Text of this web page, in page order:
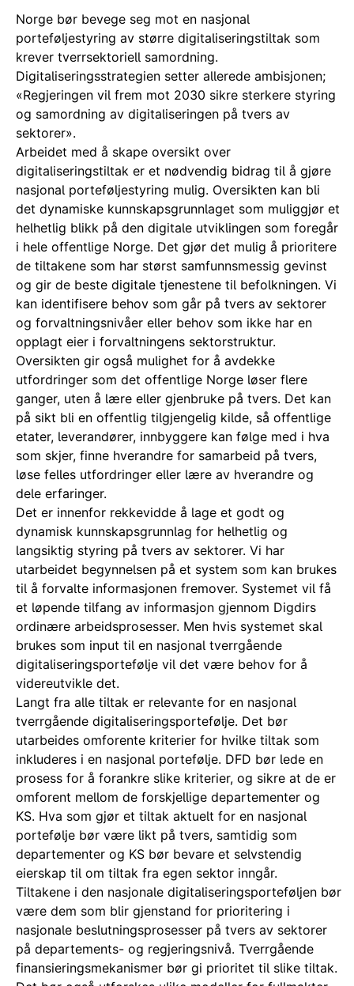
Norge bør bevege seg mot en nasjonal
porteføljestyring av større digitaliseringstiltak som
krever tverrsektoriell samordning.
Digitaliseringsstrategien setter allerede ambisjonen;
«Regjeringen vil frem mot 2030 sikre sterkere styring
og samordning av digitaliseringen på tvers av
sektorer».
Arbeidet med å skape oversikt over
digitaliseringstiltak er et nødvendig bidrag til å gjøre
nasjonal porteføljestyring mulig. Oversikten kan bli
det dynamiske kunnskapsgrunnlaget som muliggjør et
helhetlig blikk på den digitale utviklingen som foregår
i hele offentlige Norge. Det gjør det mulig å prioritere
de tiltakene som har størst samfunnsmessig gevinst
og gir de beste digitale tjenestene til befolkningen. Vi
kan identifisere behov som går på tvers av sektorer
og forvaltningsnivåer eller behov som ikke har en
opplagt eier i forvaltningens sektorstruktur.
Oversikten gir også mulighet for å avdekke
utfordringer som det offentlige Norge løser flere
ganger, uten å lære eller gjenbruke på tvers. Det kan
på sikt bli en offentlig tilgjengelig kilde, så offentlige
etater, leverandører, innbyggere kan følge med i hva
som skjer, finne hverandre for samarbeid på tvers,
løse felles utfordringer eller lære av hverandre og
dele erfaringer.
Det er innenfor rekkevidde å lage et godt og
dynamisk kunnskapsgrunnlag for helhetlig og
langsiktig styring på tvers av sektorer. Vi har
utarbeidet begynnelsen på et system som kan brukes
til å forvalte informasjonen fremover. Systemet vil få
et løpende tilfang av informasjon gjennom Digdirs
ordinære arbeidsprosesser. Men hvis systemet skal
brukes som input til en nasjonal tverrgående
digitaliseringsportefølje vil det være behov for å
videreutvikle det.
Langt fra alle tiltak er relevante for en nasjonal
tverrgående digitaliseringsportefølje. Det bør
utarbeides omforente kriterier for hvilke tiltak som
inkluderes i en nasjonal portefølje. DFD bør lede en
prosess for å forankre slike kriterier, og sikre at de er
omforent mellom de forskjellige departementer og
KS. Hva som gjør et tiltak aktuelt for en nasjonal
portefølje bør være likt på tvers, samtidig som
departementer og KS bør bevare et selvstendig
eierskap til om tiltak fra egen sektor inngår.
Tiltakene i den nasjonale digitaliseringsporteføljen bør
være dem som blir gjenstand for prioritering i
nasjonale beslutningsprosesser på tvers av sektorer
på departements- og regjeringsnivå. Tverrgående
finansieringsmekanismer bør gi prioritet til slike tiltak.